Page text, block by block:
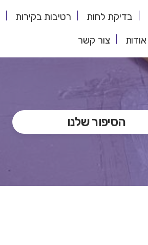
בדיקת לחות רטיבות בקירות
אודות
צור קשר
הסיפור שלנו